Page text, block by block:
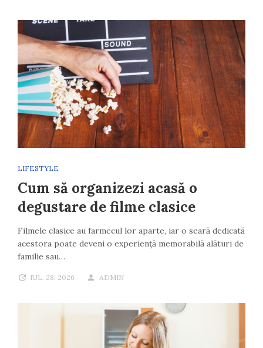
LIFESTYLE
Cum să organizezi acasă o
degustare de filme clasice
Filmele clasice au farmecul lor aparte, iar o seară dedicată
acestora poate deveni o experiență memorabilă alături de
familie sau…
IUL. 28, 2026 ADMIN